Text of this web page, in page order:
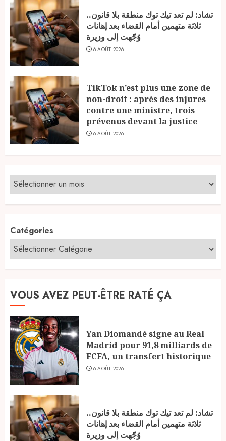
تشاد: لم تعد تيك توك منطقة بلا قانون..
ثلاثة متهمين أمام القضاء بعد إهانات
وُجّهت إلى وزيرة
6 AOÛT 2026
TikTok n’est plus une zone de
non-droit : après des injures
contre une ministre, trois
prévenus devant la justice
6 AOÛT 2026
Catégories
VOUS AVEZ PEUT-ÊTRE RATÉ ÇA
Yan Diomandé signe au Real
Madrid pour 91,8 milliards de
FCFA, un transfert historique
6 AOÛT 2026
تشاد: لم تعد تيك توك منطقة بلا قانون..
ثلاثة متهمين أمام القضاء بعد إهانات
وُجّهت إلى وزيرة